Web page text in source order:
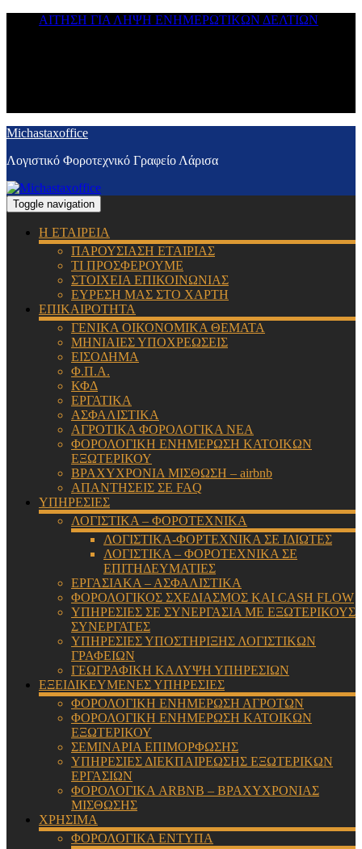
ΑΙΤΗΣΗ ΓΙΑ ΛΗΨΗ ΕΝΗΜΕΡΩΤΙΚΩΝ ΔΕΛΤΙΩΝ
Michastaxoffice
Λογιστικό Φοροτεχνικό Γραφείο Λάρισα
Toggle navigation
Η ΕΤΑΙΡΕΙΑ
ΠΑΡΟΥΣΙΑΣΗ ΕΤΑΙΡΙΑΣ
ΤΙ ΠΡΟΣΦΕΡΟΥΜΕ
ΣΤΟΙΧΕΙΑ ΕΠΙΚΟΙΝΩΝΙΑΣ
ΕΥΡΕΣΗ ΜΑΣ ΣΤΟ ΧΑΡΤΗ
ΕΠΙΚΑΙΡΟΤΗΤΑ
ΓΕΝΙΚΑ ΟΙΚΟΝΟΜΙΚΑ ΘΕΜΑΤΑ
ΜΗΝΙΑΙΕΣ ΥΠΟΧΡΕΩΣΕΙΣ
ΕΙΣΟΔΗΜΑ
Φ.Π.Α.
ΚΦΔ
ΕΡΓΑΤΙΚΑ
ΑΣΦΑΛΙΣΤΙΚΑ
ΑΓΡΟΤΙΚΑ ΦΟΡΟΛΟΓΙΚΑ ΝΕΑ
ΦΟΡΟΛΟΓΙΚΗ ΕΝΗΜΕΡΩΣΗ ΚΑΤΟΙΚΩΝ
ΕΞΩΤΕΡΙΚΟΥ
ΒΡΑΧΥΧΡΟΝΙΑ ΜΙΣΘΩΣΗ – airbnb
ΑΠΑΝΤΗΣΕΙΣ ΣΕ FAQ
ΥΠΗΡΕΣΙΕΣ
ΛΟΓΙΣΤΙΚΑ – ΦΟΡΟΤΕΧΝΙΚΑ
ΛΟΓΙΣΤΙΚΑ-ΦΟΡΤΕΧΝΙΚΑ ΣΕ ΙΔΙΩΤΕΣ
ΛΟΓΙΣΤΙΚΑ – ΦΟΡΟΤΕΧΝΙΚΑ ΣΕ
ΕΠΙΤΗΔΕΥΜΑΤΙΕΣ
ΕΡΓΑΣΙΑΚΑ – ΑΣΦΑΛΙΣΤΙΚΑ
ΦΟΡΟΛΟΓΙΚΟΣ ΣΧΕΔΙΑΣΜΟΣ ΚΑΙ CASH FLOW
ΥΠΗΡΕΣΙΕΣ ΣΕ ΣΥΝΕΡΓΑΣΙΑ ΜΕ ΕΞΩΤΕΡΙΚΟΥΣ
ΣΥΝΕΡΓΑΤΕΣ
ΥΠΗΡΕΣΙΕΣ ΥΠΟΣΤΗΡΙΞΗΣ ΛΟΓΙΣΤΙΚΩΝ
ΓΡΑΦΕΙΩΝ
ΓΕΩΓΡΑΦΙΚΗ ΚΑΛΥΨΗ ΥΠΗΡΕΣΙΩΝ
ΕΞΕΙΔΙΚΕΥΜΕΝΕΣ ΥΠΗΡΕΣΙΕΣ
ΦΟΡΟΛΟΓΙΚΗ ΕΝΗΜΕΡΩΣΗ ΑΓΡΟΤΩΝ
ΦΟΡΟΛΟΓΙΚΗ ΕΝΗΜΕΡΩΣΗ ΚΑΤΟΙΚΩΝ
ΕΞΩΤΕΡΙΚΟΥ
ΣΕΜΙΝΑΡΙΑ ΕΠΙΜΟΡΦΩΣΗΣ
ΥΠΗΡΕΣΙΕΣ ΔΙΕΚΠΑΙΡΕΩΣΗΣ ΕΞΩΤΕΡΙΚΩΝ
ΕΡΓΑΣΙΩΝ
ΦΟΡΟΛΟΓΙΚΑ ARBNB – ΒΡΑΧΥΧΡΟΝΙΑΣ
ΜΙΣΘΩΣΗΣ
ΧΡΗΣΙΜΑ
ΦΟΡΟΛΟΓΙΚΑ ΕΝΤΥΠΑ